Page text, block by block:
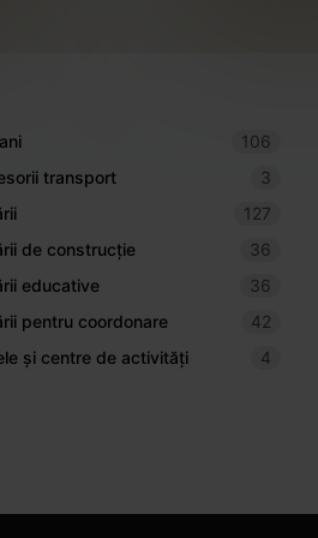
106
transport
3
127
de construcție
36
educative
36
pentru coordonare
42
și centre de activități 4